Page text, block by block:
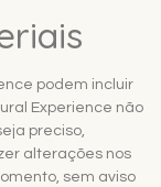
podem incluir
Experience não
preciso,
alterações nos
sem aviso